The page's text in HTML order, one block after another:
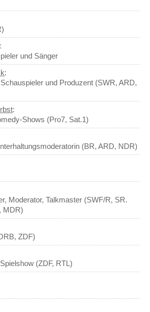
:
und Sänger
:
und Produzent (SWR, ARD,
:
Shows (Pro7, Sat.1)
(BR, ARD, NDR)
Moderator, Talkmaster (SWF/R, SR.
MDR)
ZDF)
(ZDF, RTL)